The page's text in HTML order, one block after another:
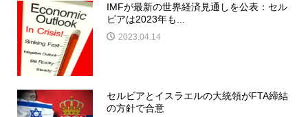
IMFが最新の世界経済見通しを公表：セル
ビアは2023年も...
2023.04.14
セルビアとイスラエルの大統領がFTA締結
の方針で合意